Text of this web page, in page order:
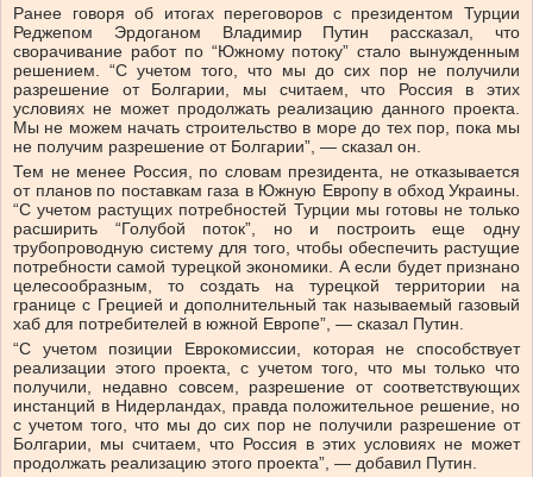
Ранее говоря об итогах переговоров с президентом Турции
Реджепом Эрдоганом Владимир Путин рассказал, что
сворачивание работ по “Южному потоку” стало вынужденным
решением. “С учетом того, что мы до сих пор не получили
разрешение от Болгарии, мы считаем, что Россия в этих
условиях не может продолжать реализацию данного проекта.
Мы не можем начать строительство в море до тех пор, пока мы
не получим разрешение от Болгарии”, — сказал он.
Тем не менее Россия, по словам президента, не отказывается
от планов по поставкам газа в Южную Европу в обход Украины.
“С учетом растущих потребностей Турции мы готовы не только
расширить “Голубой поток”, но и построить еще одну
трубопроводную систему для того, чтобы обеспечить растущие
потребности самой турецкой экономики. А если будет признано
целесообразным, то создать на турецкой территории на
границе с Грецией и дополнительный так называемый газовый
хаб для потребителей в южной Европе”, — сказал Путин.
“С учетом позиции Еврокомиссии, которая не способствует
реализации этого проекта, с учетом того, что мы только что
получили, недавно совсем, разрешение от соответствующих
инстанций в Нидерландах, правда положительное решение, но
с учетом того, что мы до сих пор не получили разрешение от
Болгарии, мы считаем, что Россия в этих условиях не может
продолжать реализацию этого проекта”, — добавил Путин.